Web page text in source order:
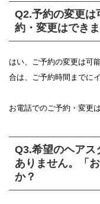
Q2.予約の変更は
約・変更はでき
はい、ご予約の変更は可
合は、ご予約時間までに
お電話でのご予約・変更
Q3.希望のヘアス
ありません。「
か？